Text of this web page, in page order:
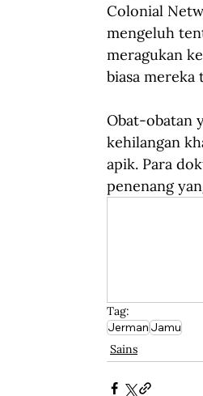
Colonial
mengeluh
meragukan
biasa mereka
Obat-obatan
kehilangan
apik. Para
penenang
Tag:
JermanJamu
Sains